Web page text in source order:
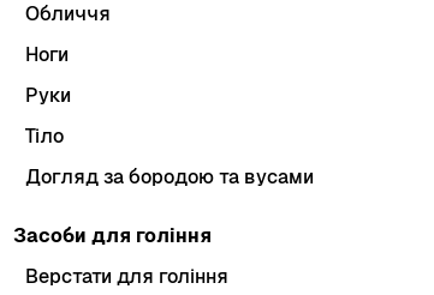
Обличчя
Ноги
Руки
Тіло
Догляд за бородою та вусами
Засоби для гоління
Верстати для гоління